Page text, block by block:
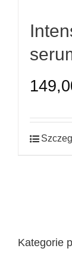
Kategorie